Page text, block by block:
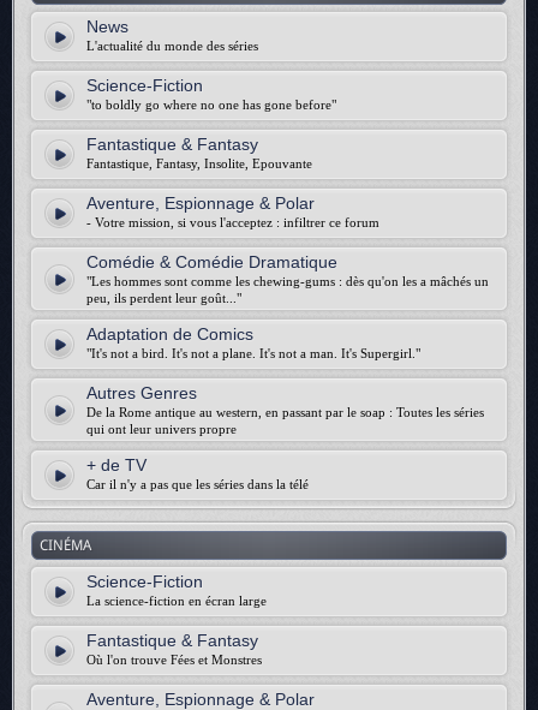
News
L'actualité du monde des séries
Science-Fiction
"to boldly go where no one has gone before"
Fantastique & Fantasy
Fantastique, Fantasy, Insolite, Epouvante
Aventure, Espionnage & Polar
- Votre mission, si vous l'acceptez : infiltrer ce forum
Comédie & Comédie Dramatique
"Les hommes sont comme les chewing-gums : dès qu'on les a mâchés un
peu, ils perdent leur goût..."
Adaptation de Comics
"It's not a bird. It's not a plane. It's not a man. It's Supergirl."
Autres Genres
De la Rome antique au western, en passant par le soap : Toutes les séries
qui ont leur univers propre
+ de TV
Car il n'y a pas que les séries dans la télé
CINÉMA
Science-Fiction
La science-fiction en écran large
Fantastique & Fantasy
Où l'on trouve Fées et Monstres
Aventure, Espionnage & Polar